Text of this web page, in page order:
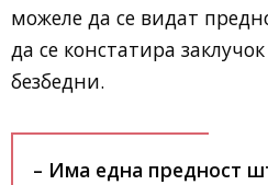
можеле да се видат
да се констатира
безбедни.
– Има една предност